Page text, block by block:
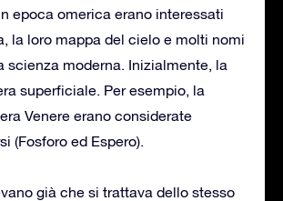
epoca omerica erano interessati
la loro mappa del cielo e molti nomi
scienza moderna. Inizialmente, la
superficiale. Per esempio, la
Venere erano considerate
(Fosforo ed Espero).
già che si trattava dello stesso